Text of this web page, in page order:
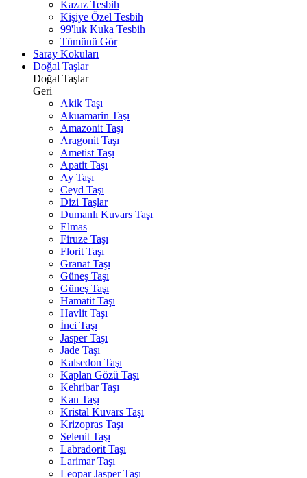
Kazaz Tesbih
Kişiye Özel Tesbih
99'luk Kuka Tesbih
Tümünü Gör
Saray Kokuları
Doğal Taşlar
Doğal Taşlar
Geri
Akik Taşı
Akuamarin Taşı
Amazonit Taşı
Aragonit Taşı
Ametist Taşı
Apatit Taşı
Ay Taşı
Ceyd Taşı
Dizi Taşlar
Dumanlı Kuvars Taşı
Elmas
Firuze Taşı
Florit Taşı
Granat Taşı
Güneş Taşı
Güneş Taşı
Hamatit Taşı
Havlit Taşı
İnci Taşı
Jasper Taşı
Jade Taşı
Kalsedon Taşı
Kaplan Gözü Taşı
Kehribar Taşı
Kan Taşı
Kristal Kuvars Taşı
Krizopras Taşı
Selenit Taşı
Labradorit Taşı
Larimar Taşı
Leopar Jasper Taşı